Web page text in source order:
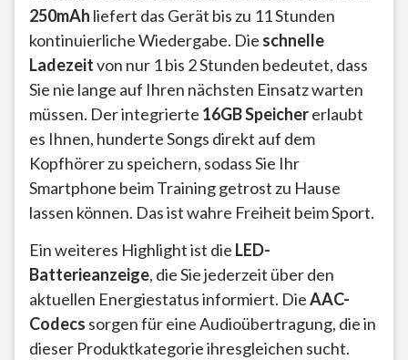
250mAh liefert das Gerät bis zu 11 Stunden
kontinuierliche Wiedergabe. Die schnelle
Ladezeitvon nur 1 bis 2 Stunden bedeutet, dass
Sie nie lange auf Ihren nächsten Einsatz warten
müssen. Der integrierte 16GB Speichererlaubt
es Ihnen, hunderte Songs direkt auf dem
Kopfhörer zu speichern, sodass Sie Ihr
Smartphone beim Training getrost zu Hause
lassen können. Das ist wahre Freiheit beim Sport.
Ein weiteres Highlight ist die LED-
Batterieanzeige, die Sie jederzeit über den
aktuellen Energiestatus informiert. DieAAC-
Codecs sorgen für eine Audioübertragung, die in
dieser Produktkategorie ihresgleichen sucht.